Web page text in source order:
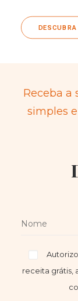
Receba a
simples
receita grátis,